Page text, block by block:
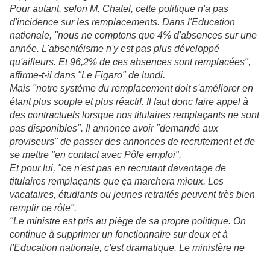
Pour autant, selon M. Chatel, cette politique n'a pas
d'incidence sur les remplacements. Dans l'Education
nationale, "nous ne comptons que 4% d'absences sur une
année. L'absentéisme n'y est pas plus développé
qu'ailleurs. Et 96,2% de ces absences sont remplacées",
affirme-t-il dans "Le Figaro" de lundi.
Mais "notre système du remplacement doit s'améliorer en
étant plus souple et plus réactif. Il faut donc faire appel à
des contractuels lorsque nos titulaires remplaçants ne sont
pas disponibles". Il annonce avoir "demandé aux
proviseurs" de passer des annonces de recrutement et de
se mettre "en contact avec Pôle emploi".
Et pour lui, "ce n'est pas en recrutant davantage de
titulaires remplaçants que ça marchera mieux. Les
vacataires, étudiants ou jeunes retraités peuvent très bien
remplir ce rôle".
"Le ministre est pris au piège de sa propre politique. On
continue à supprimer un fonctionnaire sur deux et à
l'Education nationale, c'est dramatique. Le ministère ne